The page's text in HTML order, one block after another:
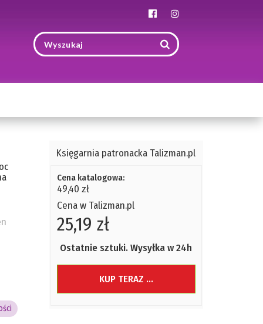
Księgarnia patronacka Talizman.pl
Cena katalogowa:
49,40 zł
Cena w Talizman.pl
25,19 zł
Ostatnie sztuki. Wysyłka w 24h
KUP TERAZ ...